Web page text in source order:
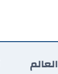
العالم